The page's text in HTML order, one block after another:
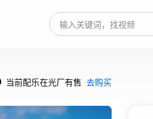
当前配乐在光厂有售 去购买